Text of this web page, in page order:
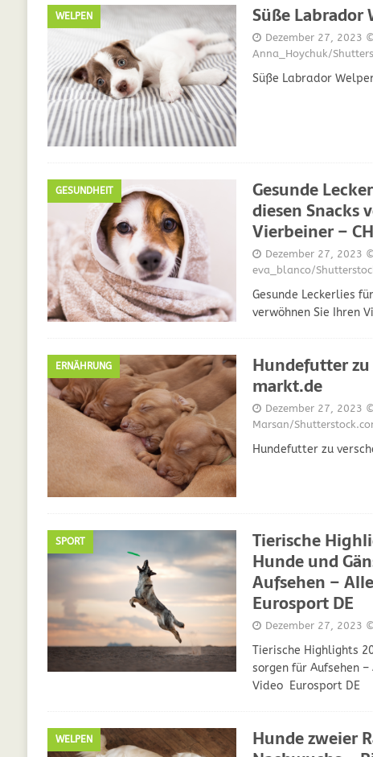
GESUNDHEIT
[ Juli 5, 2025 ] Der Wössinger Hundeverein
[ Juli 5, 2025 ] Unter Kritik: Prinzessin Kate
Online WELPEN
[ September 29, 2021 ]
WELPEN Süße
Dezember 27, 2023
Anna_Hoychuk/
Süße Labrador
GESUNDHEIT
Gesunde
diesen Snacks
Vierbeiner –
Dezember 27, 2023
eva_blanco/
Gesunde Leckerlies
verwöhnen Sie Ihren
ERNÄHRUNG
Hundefutter
markt.de
Dezember 27, 2023
Marsan/
Hundefutter zu
SPORT
Tierische
Hunde und
Aufsehen –
Eurosport DE
Dezember 27, 2023
Tierische Highlights
sorgen für Aufsehen
Video Eurosport DE
WELPEN
Hunde zweier